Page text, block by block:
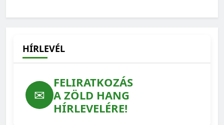
2026-07-24
HÍRLEVÉL
✉
FELIRATKOZÁS
A ZÖLD HANG
HÍRLEVELÉRE!